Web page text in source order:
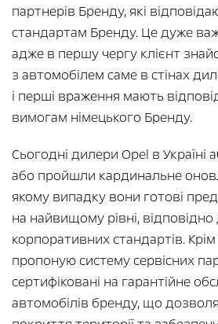
партнерів Бренду, які
стандартам Бренду. Це дуже
адже в першу чергу клієнт
з автомобілем саме в стінах
і перші враження мають
вимогам німецького Бренду.
Сьогодні дилери Opel в Україні
або пройшли кардинальне
якому випадку вони готові
на найвищому рівні, відповідно
корпоративних стандартів.
пропоную систему сервісних
сертифіковані на гарантійне
автомобілів бренду, що